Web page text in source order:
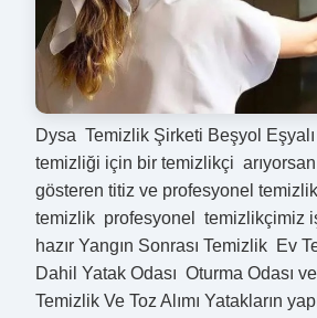
Dysa Temizlik Şirketi Beşyol
temizliği için bir temizlikçi
gösteren titiz ve profesyonel
temizlik profesyonel temizlikçimiz
hazır Yangın Sonrası Temizlik Ev
Dahil Yatak Odası Oturma Odası
Temizlik Ve Toz Alımı Yatakların